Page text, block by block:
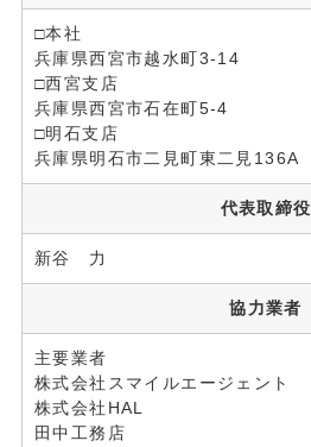
□本社
兵庫県西宮市越水町3-14
□西宮支店
兵庫県西宮市石在町5-4
□明石支店
兵庫県明石市二見町東二見136A
代表取締役
新谷 力
協力業者
主要業者
株式会社スマイルエージェント
株式会社HAL
田中工務店